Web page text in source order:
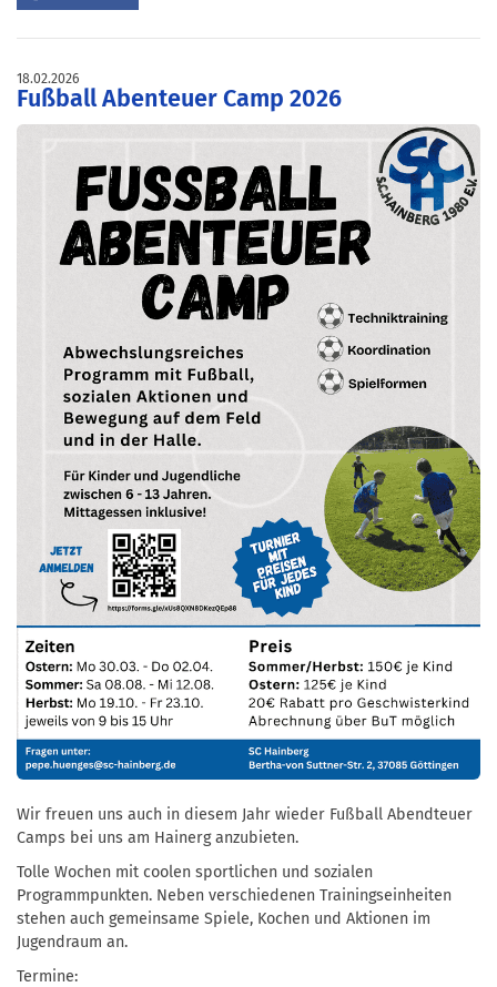
18.02.2026
Fußball Abenteuer Camp 2026
Wir freuen uns auch in diesem Jahr wieder Fußball Abendteuer
Camps bei uns am Hainerg anzubieten.
Tolle Wochen mit coolen sportlichen und sozialen
Programmpunkten. Neben verschiedenen Trainingseinheiten
stehen auch gemeinsame Spiele, Kochen und Aktionen im
Jugendraum an.
Termine: